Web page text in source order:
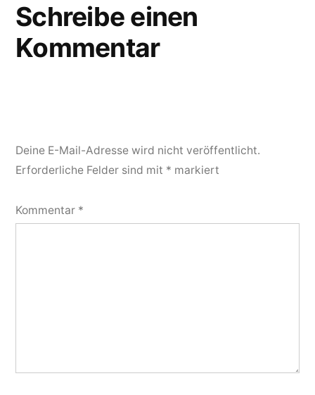
Schreibe einen
Kommentar
Deine E-Mail-Adresse wird nicht veröffentlicht.
Erforderliche Felder sind mit * markiert
Kommentar *